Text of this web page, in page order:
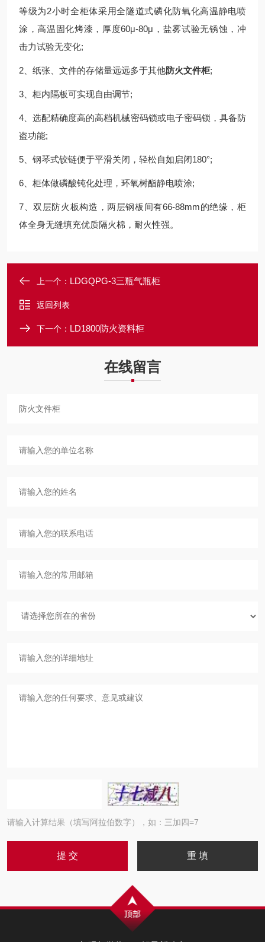
等级为2小时全柜体采用全隧道式磷化防氧化高温静电喷
涂，高温固化烤漆，厚度60μ-80μ，盐雾试验无锈蚀，冲
击力试验无变化;
2、纸张、文件的存储量远远多于其他防火文件柜;
3、柜内隔板可实现自由调节;
4、选配精确度高的高档机械密码锁或电子密码锁，具备防
盗功能;
5、钢琴式铰链便于平滑关闭，轻松自如启闭180°;
6、柜体做磷酸钝化处理，环氧树酯静电喷涂;
7、双层防火板构造，两层钢板间有66-88mm的绝缘，柜
体全身无缝填充优质隔火棉，耐火性强。
上一个： LDGQPG-3三瓶气瓶柜
返回列表
下一个： LD1800防火资料柜
在线留言
请输入计算结果（填写阿拉伯数字），如：三加四=7